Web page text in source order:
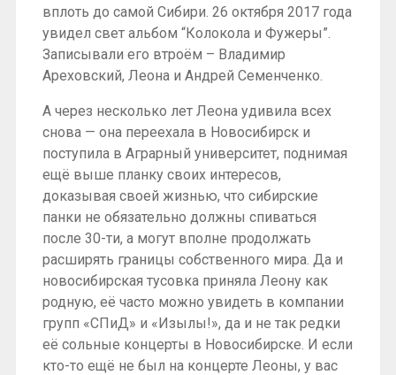
вплоть до самой Сибири. 26 октября 2017 года
увидел свет альбом “Колокола и Фужеры”.
Записывали его втроём – Владимир
Ареховский, Леона и Андрей Семенченко.
А через несколько лет Леона удивила всех
снова — она переехала в Новосибирск и
поступила в Аграрный университет, поднимая
ещё выше планку своих интересов,
доказывая своей жизнью, что сибирские
панки не обязательно должны спиваться
после 30-ти, а могут вполне продолжать
расширять границы собственного мира. Да и
новосибирская тусовка приняла Леону как
родную, её часто можно увидеть в компании
групп «СПиД» и «Изылы!», да и не так редки
её сольные концерты в Новосибирске. И если
кто-то ещё не был на концерте Леоны, у вас